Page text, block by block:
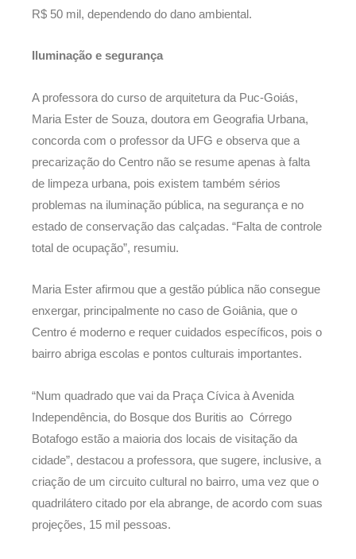
R$ 50 mil, dependendo do dano ambiental.
Iluminação e segurança
A professora do curso de arquitetura da Puc-Goiás,
Maria Ester de Souza, doutora em Geografia Urbana,
concorda com o professor da UFG e observa que a
precarização do Centro não se resume apenas à falta
de limpeza urbana, pois existem também sérios
problemas na iluminação pública, na segurança e no
estado de conservação das calçadas. “Falta de controle
total de ocupação”, resumiu.
Maria Ester afirmou que a gestão pública não consegue
enxergar, principalmente no caso de Goiânia, que o
Centro é moderno e requer cuidados específicos, pois o
bairro abriga escolas e pontos culturais importantes.
“Num quadrado que vai da Praça Cívica à Avenida
Independência, do Bosque dos Buritis ao Córrego
Botafogo estão a maioria dos locais de visitação da
cidade”, destacou a professora, que sugere, inclusive, a
criação de um circuito cultural no bairro, uma vez que o
quadrilátero citado por ela abrange, de acordo com suas
projeções, 15 mil pessoas.